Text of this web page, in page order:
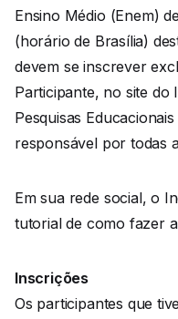
Ensino Médio (Enem)
(horário de Brasília)
devem se inscrever
Participante, no site do
Pesquisas
responsável por todas
Em sua rede social, o
tutorial de como fazer
Inscrições
Os participantes que